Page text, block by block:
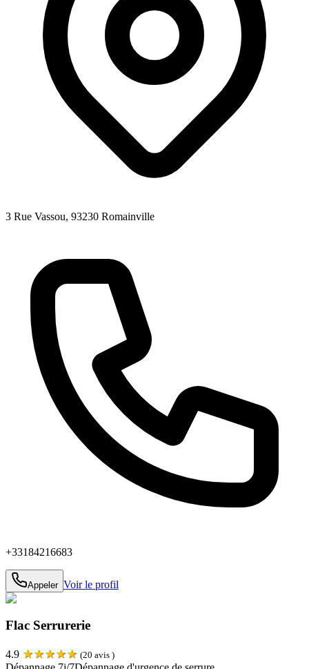
3 Rue Vassou, 93230 Romainville
+33184216683
Appeler Voir le profil
Flac Serrurerie
4.9 ★★★★★ (20 avis )